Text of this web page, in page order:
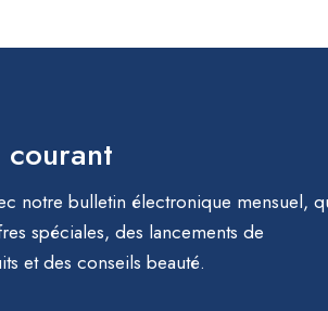
courant
notre bulletin électronique mensuel,
spéciales, des lancements de
et des conseils beauté.